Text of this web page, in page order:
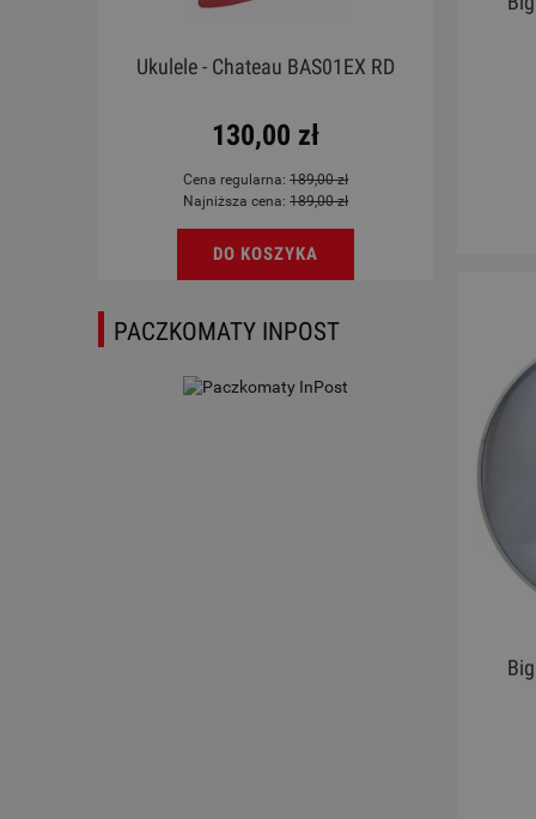
Ukulele - Chateau BAS01EX RD
130,00 zł
Cena regularna: 189,00 zł
Najniższa cena: 189,00 zł
DO KOSZYKA
PACZKOMATY INPOST